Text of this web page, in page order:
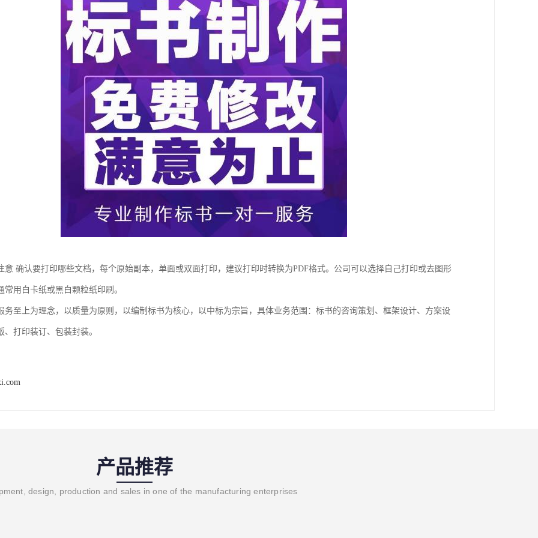
意 确认要打印哪些文档，每个原始副本，单面或双面打印，建议打印时转换为PDF格式。公司可以选择自己打印或去图形
常用白卡纸或黑白颗粒纸印刷。
务至上为理念，以质量为原则，以编制标书为核心，以中标为宗旨，具体业务范围：标书的咨询策划、框架设计、方案设
、打印装订、包装封装。
产品推荐
design, production and sales in one of the manufacturing enterprises